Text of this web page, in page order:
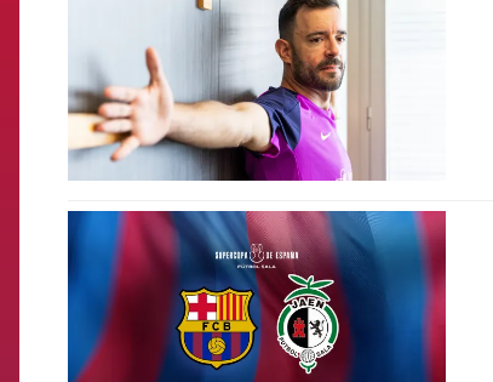
FCB Barcelona badge